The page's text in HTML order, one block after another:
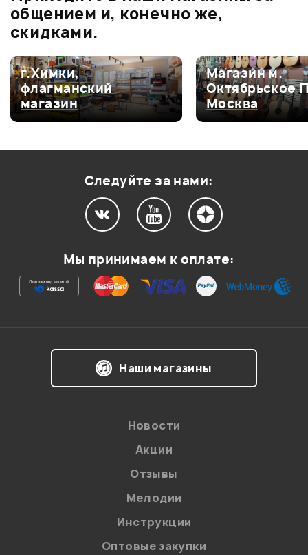
0.0
Оценка5
0
Оценка4
0
Оценка3
0
Ваша оценка:
на обработку персональных данных в
Политикой в отношении обработки
персональных данных.
общением и, конечно же,
скидками.
г.Химки,
флагманский
магазин
Магазин м.
Октябрьское
Москва
Следуйте за нами:
Мы принимаем к оплате:
Наши магазины
Новости
Акции
Отзывы
Мелодии
Инструкции
Оптовые закупки